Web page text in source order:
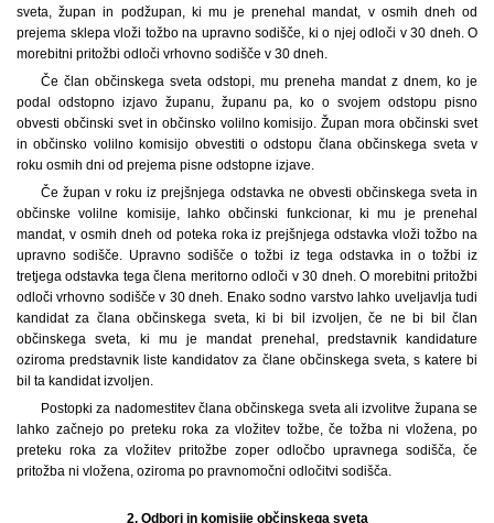
sveta, župan in podžupan, ki mu je prenehal mandat, v osmih dneh od
prejema sklepa vloži tožbo na upravno sodišče, ki o njej odloči v 30 dneh. O
morebitni pritožbi odloči vrhovno sodišče v 30 dneh.
Če član občinskega sveta odstopi, mu preneha mandat z dnem, ko je
podal odstopno izjavo županu, županu pa, ko o svojem odstopu pisno
obvesti občinski svet in občinsko volilno komisijo. Župan mora občinski svet
in občinsko volilno komisijo obvestiti o odstopu člana občinskega sveta v
roku osmih dni od prejema pisne odstopne izjave.
Če župan v roku iz prejšnjega odstavka ne obvesti občinskega sveta in
občinske volilne komisije, lahko občinski funkcionar, ki mu je prenehal
mandat, v osmih dneh od poteka roka iz prejšnjega odstavka vloži tožbo na
upravno sodišče. Upravno sodišče o tožbi iz tega odstavka in o tožbi iz
tretjega odstavka tega člena meritorno odloči v 30 dneh. O morebitni pritožbi
odloči vrhovno sodišče v 30 dneh. Enako sodno varstvo lahko uveljavlja tudi
kandidat za člana občinskega sveta, ki bi bil izvoljen, če ne bi bil član
občinskega sveta, ki mu je mandat prenehal, predstavnik kandidature
oziroma predstavnik liste kandidatov za člane občinskega sveta, s katere bi
bil ta kandidat izvoljen.
Postopki za nadomestitev člana občinskega sveta ali izvolitve župana se
lahko začnejo po preteku roka za vložitev tožbe, če tožba ni vložena, po
preteku roka za vložitev pritožbe zoper odločbo upravnega sodišča, če
pritožba ni vložena, oziroma po pravnomočni odločitvi sodišča.
2. Odbori in komisije občinskega sveta